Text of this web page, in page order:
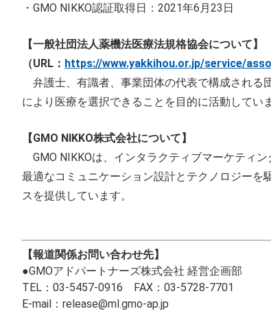
・GMO NIKKO認証取得日：2021年6月23日
【一般社団法人薬機法医療法規格協会について】
（URL： https://www.yakkihou.or.jp/service/
弁護士、有識者、事業団体の代表で構成される
により医療を選択できることを目的に活動してい
【GMO NIKKO株式会社について】
GMO NIKKOは、インタラクティブマーケティ
最適なコミュニケーション設計とテクノロジーを
スを提供しています。
【報道関係お問い合わせ先】
●GMOアドパートナーズ株式会社 経営企画部
TEL：03-5457-0916 FAX：03-5728-7701
E-mail： release@ml.gmo-ap.jp